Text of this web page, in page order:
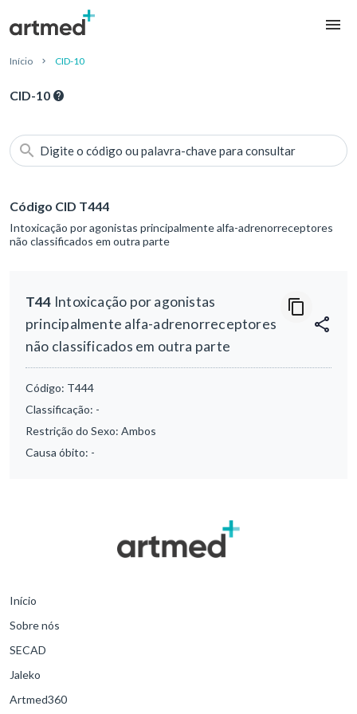
Início CID-10
CID-10
Digite o código ou palavra-chave para consultar
Código CID T444
Intoxicação por agonistas principalmente alfa-adrenorreceptores
não classificados em outra parte
T44 Intoxicação por agonistas
principalmente alfa-adrenorreceptores
não classificados em outra parte
Código: T444
Classificação: -
Restrição do Sexo: Ambos
Causa óbito: -
Início
Sobre nós
SECAD
Jaleko
Artmed360